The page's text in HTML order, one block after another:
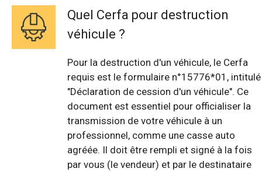
Quel Cerfa pour destruction
véhicule ?
Pour la destruction d'un véhicule, le Cerfa
requis est le formulaire n°15776*01, intitulé
"Déclaration de cession d'un véhicule". Ce
document est essentiel pour officialiser la
transmission de votre véhicule à un
professionnel, comme une casse auto
agréée. Il doit être rempli et signé à la fois
par vous (le vendeur) et par le destinataire